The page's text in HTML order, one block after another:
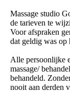
Massage studio
de tarieven te
Voor afspraken
dat geldig was op
Alle persoonlijke
massage/
behandeld.
nooit aan derden